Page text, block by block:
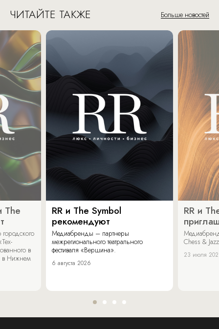
ЧИТАЙТЕ ТАКЖЕ Больше новостей
The
в
в Нижнем
RR и The Symbol
рекомендуют
Медиабренды – партнеры
межрегионального театрального
фестиваля «Вершина».
6 августа 2026
RR и
Chess &
23 июля